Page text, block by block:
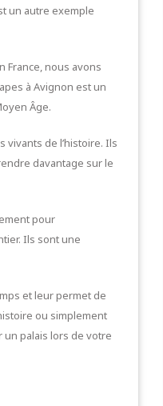
un autre exemple
France, nous avons
à Avignon est un
Âge.
de l’histoire. Ils
davantage sur le
pour
Ils sont une
et leur permet de
ou simplement
un palais lors de votre